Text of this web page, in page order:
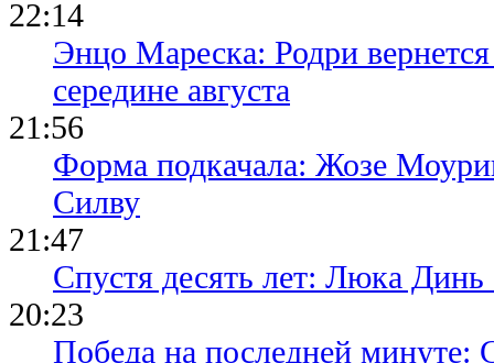
22:14
Энцо Мареска: Родри
середине августа
21:56
Форма подкачала: Жозе
Силву
21:47
Спустя десять лет: Люка
20:23
Победа на последней минуте: